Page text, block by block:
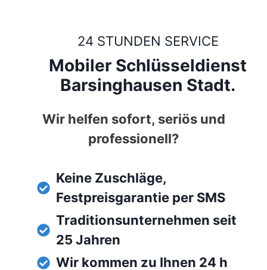
24 STUNDEN SERVICE
Mobiler Schlüsseldienst
Barsinghausen Stadt.
Wir helfen sofort, seriös und
professionell?
Keine Zuschläge,
Festpreisgarantie per SMS
Traditionsunternehmen seit
25 Jahren
Wir kommen zu Ihnen 24 h